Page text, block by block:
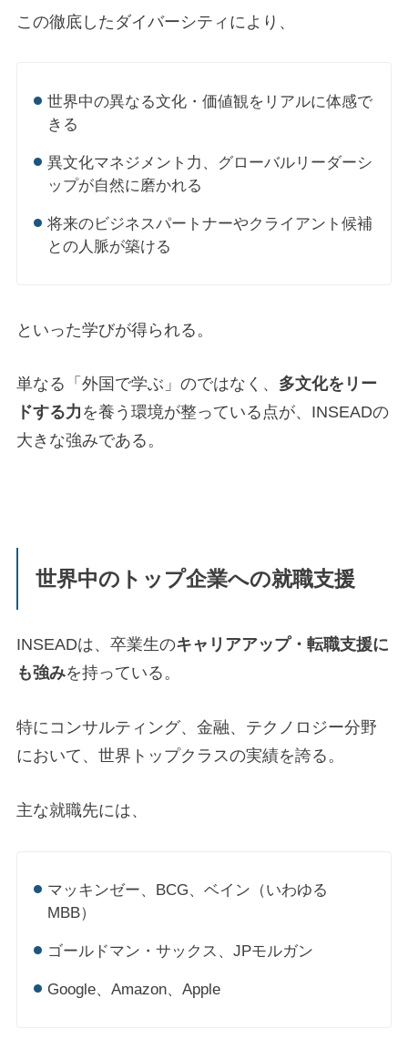
この徹底したダイバーシティにより、
世界中の異なる文化・価値観をリアルに体感で
きる
異文化マネジメント力、グローバルリーダーシ
ップが自然に磨かれる
将来のビジネスパートナーやクライアント候補
との人脈が築ける
といった学びが得られる。
単なる「外国で学ぶ」のではなく、 多文化をリー
ドする力 を養う環境が整っている点が、INSEADの
大きな強みである。
世界中のトップ企業への就職支援
INSEADは、卒業生のキャリアアップ・転職支援に
も強みを持っている。
特にコンサルティング、金融、テクノロジー分野
において、世界トップクラスの実績を誇る。
主な就職先には、
マッキンゼー、BCG、ベイン（いわゆる
MBB）
ゴールドマン・サックス、JPモルガン
Google、Amazon、Apple